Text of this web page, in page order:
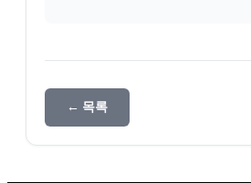
← 목록